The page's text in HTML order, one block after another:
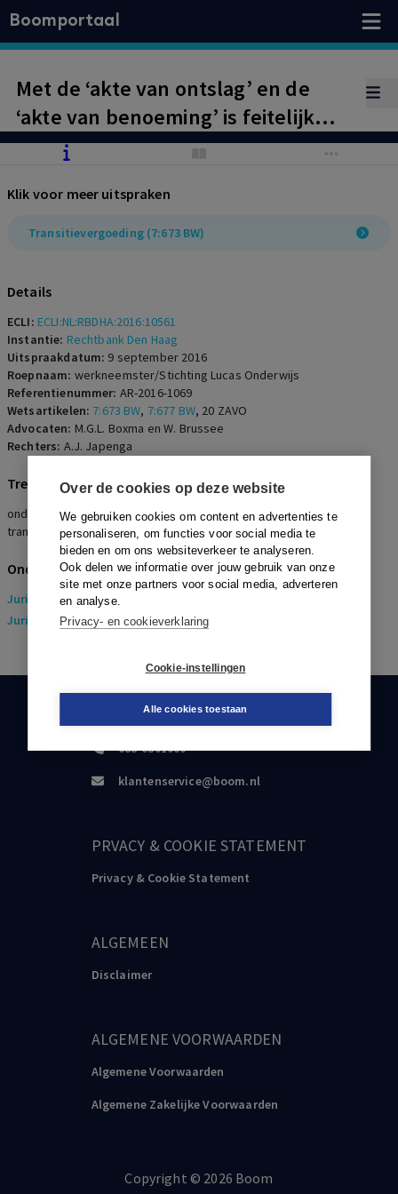
Over de cookies op deze website
We gebruiken cookies om content en advertenties te
personaliseren, om functies voor social media te
bieden en om ons websiteverkeer te analyseren.
Ook delen we informatie over jouw gebruik van onze
site met onze partners voor social media, adverteren
en analyse.
Privacy- en cookieverklaring
Cookie-instellingen
Alle cookies toestaan
Boomportaal
Met de ‘akte van ontslag’ en de
‘akte van benoeming’ is feitelijk
bewerkstelligd dat
bij werkgever (in het onderwijs) is
herplaatst. Geen recht op
schadevergoeding.
Klik voor meer uitspraken
Transitievergoeding (7:673 BW)
Details
ECLI: ECLI:NL:RBDHA:2016:10561
Instantie: Rechtbank Den Haag
Uitspraakdatum: 9 september 2016
Roepnaam: werkneemster/Stichting Lucas Onderwijs
Referentienummer: AR-2016-1069
Wetsartikelen: 7:673 BW, 7:677 BW, 20 ZAVO
Advocaten: M.G.L. Boxma en W. Brussee
Rechters: A.J. Japenga
Trefwoorden
onderwijs, herplaatsing, langdurige arbeidsongeschiktheid,
transitievergoeding, gefixeerde schadevergoeding
Onderwerpen
Juridisch> Arbeidsrecht
Juridisch > Sociaal Zekerheidsrecht
KLANTENSERVICE
088-0301000
klantenservice@boom.nl
PRVACY & COOKIE STATEMENT
Privacy & Cookie Statement
ALGEMEEN
Disclaimer
ALGEMENE VOORWAARDEN
Algemene Voorwaarden
Algemene Zakelijke Voorwaarden
Copyright ©️ 2026 Boom